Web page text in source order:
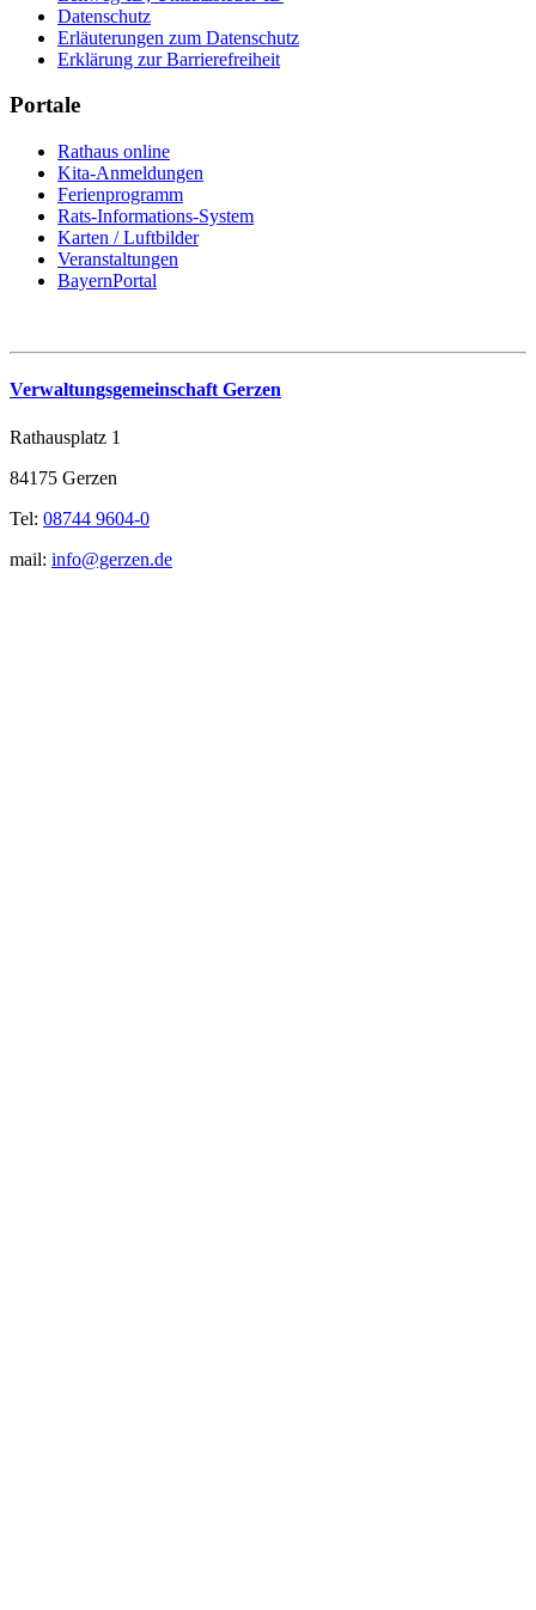
Datenschutz
Erläuterungen zum Datenschutz
Erklärung zur Barrierefreiheit
Portale
Rathaus online
Kita-Anmeldungen
Ferienprogramm
Rats-Informations-System
Karten / Luftbilder
Veranstaltungen
BayernPortal
Verwaltungsgemeinschaft Gerzen
Rathausplatz 1
84175 Gerzen
Tel: 08744 9604-0
mail: info@gerzen.de